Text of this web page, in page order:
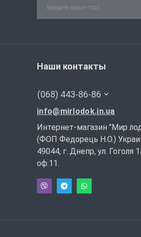
Наши контакты
(068) 443-86-86
info@mirlodok.in.ua
Интернет-магазин "Мир
(ФОП Федорець Н.О.)
49044, г. Днепр, ул. Гоголя
оф.11.